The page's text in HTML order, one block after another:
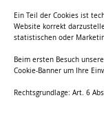
Ein Teil der Cookies ist
Website korrekt
statistischen oder
Beim ersten Besuch
Cookie-Banner um Ihre
Rechtsgrundlage: Art. 6